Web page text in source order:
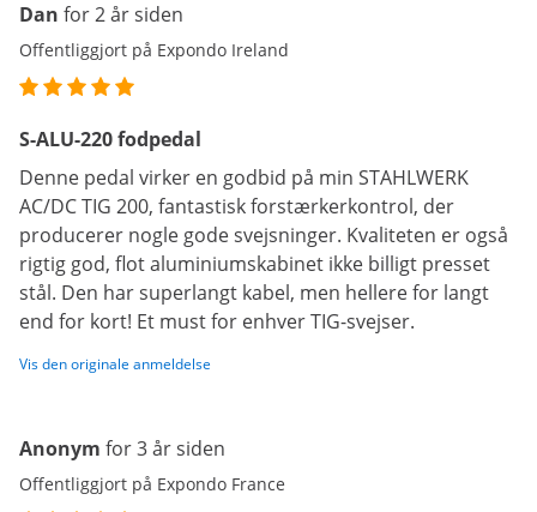
Dan for 2 år siden
Offentliggjort på Expondo Ireland
S-ALU-220 fodpedal
Denne pedal virker en godbid på min STAHLWERK
AC/DC TIG 200, fantastisk forstærkerkontrol, der
producerer nogle gode svejsninger. Kvaliteten er også
rigtig god, flot aluminiumskabinet ikke billigt presset
stål. Den har superlangt kabel, men hellere for langt
end for kort! Et must for enhver TIG-svejser.
Vis den originale anmeldelse
Anonym for 3 år siden
Offentliggjort på Expondo France